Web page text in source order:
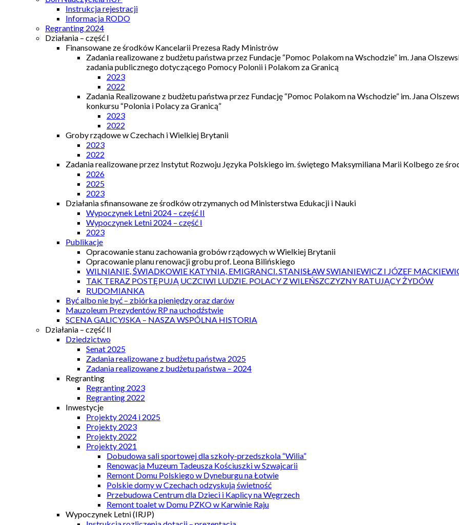
Instrukcja rejestracji
Informacja RODO
Regranting 2024
Działania – część I
Finansowane ze środków Kancelarii Prezesa Rady Ministrów
Zadania realizowane z budżetu państwa przez Fundacje “Pomoc Polakom na Wschodzie” im. Jana
zadania publicznego dotyczącego Pomocy Polonii i Polakom za Granicą
2023
2022
Zadania Realizowane z budżetu państwa przez Fundację “Pomoc Polakom na Wschodzie” im. Jana
konkursu “Polonia i Polacy za Granicą”
2023
2022
Groby rządowe w Czechach i Wielkiej Brytanii
2023
2022
Zadania realizowane przez Instytut Rozwoju Języka Polskiego im. świętego Maksymiliana Marii Kolbego ze
2026
2025
2023
Działania sfinansowane ze środków otrzymanych od Ministerstwa Edukacji i Nauki
Wypoczynek Letni 2024 – część II
Wypoczynek Letni 2024 – część I
2023
Publikacje
Opracowanie stanu zachowania grobów rządowych w Wielkiej Brytanii
Opracowanie planu renowacji grobu prof. Leona Bilińskiego
WILNIANIE, ŚWIADKOWIE KATYNIA, EMIGRANCI. STANISŁAW SWIANIEWICZ I JÓZEF
TAK TERAZ POSTĘPUJĄ UCZCIWI LUDZIE. POLACY Z WILEŃSZCZYZNY RATUJĄCY ŻYDÓW
RUDOMIANKA
Być albo nie być – zbiórka pieniędzy oraz darów
Mauzoleum Prezydentów RP na uchodźstwie
SCENA GALICYJSKA – NASZA WSPÓLNA HISTORIA
Działania – część II
Dziedzictwo
Senat 2025
Zadania realizowane z budżetu państwa 2025
Zadania realizowane z budżetu państwa – 2024
Regranting
Regranting 2023
Regranting 2022
Inwestycje
Projekty 2024 i 2025
Projekty 2023
Projekty 2022
Projekty 2021
Dobudowa sali sportowej dla szkoły-przedszkola “Wilia”
Renowacja Muzeum Tadeusza Kościuszki w Szwajcarii
Remont Domu Polskiego w Dyneburgu na Łotwie
Polskie domy w Czechach odzyskują świetność
Przebudowa Centrum dla Dzieci i Kaplicy na Węgrzech
Remont toalet w Domu PZKO w Karwinie Raju
Wypoczynek Letni (IRJP)